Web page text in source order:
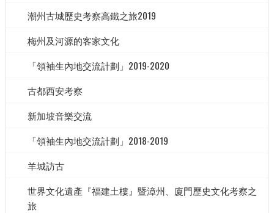
潮州古城歷史考察高鐵之旅2019
梅州及河源的客家文化
「領袖生內地交流計劃」2019-2020
古都西安考察
新加坡音樂交流
「領袖生內地交流計劃」2018-2019
羊城訪古
世界文化遺產『福建土樓』暨漳州、廈門歷史文化考察之
旅